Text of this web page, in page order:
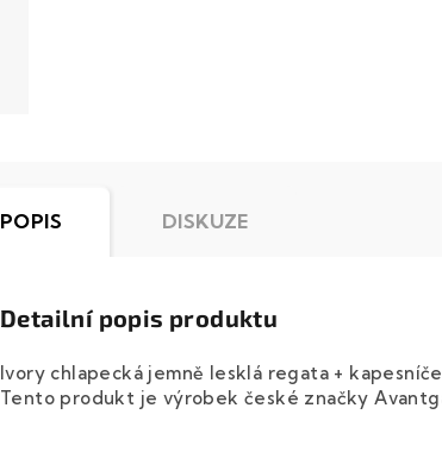
POPIS DISKUZE
Detailní popis produktu
Ivory chlapecká jemně lesklá regata +
Tento produkt je výrobek české značky